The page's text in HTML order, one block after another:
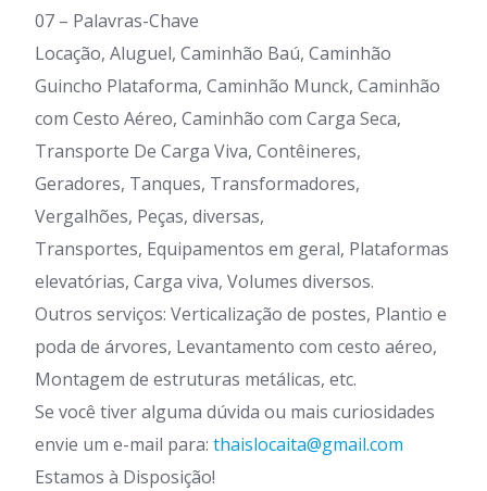
07 – Palavras-Chave
Locação, Aluguel, Caminhão Baú, Caminhão
Guincho Plataforma, Caminhão Munck, Caminhão
com Cesto Aéreo, Caminhão com Carga Seca,
Transporte De Carga Viva, Contêineres,
Geradores, Tanques, Transformadores,
Vergalhões, Peças, diversas,
Transportes, Equipamentos em geral, Plataformas
elevatórias, Carga viva, Volumes diversos.
Outros serviços: Verticalização de postes, Plantio e
poda de árvores, Levantamento com cesto aéreo,
Montagem de estruturas metálicas, etc.
Se você tiver alguma dúvida ou mais curiosidades
envie um e-mail para: thaislocaita@gmail.com
Estamos à Disposição!